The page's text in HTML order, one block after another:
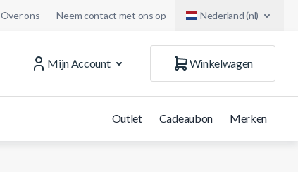
Over ons Neem contact met ons op Nederland (nl)
Mijn Account
Winkelwagen
Outlet Cadeaubon Merken